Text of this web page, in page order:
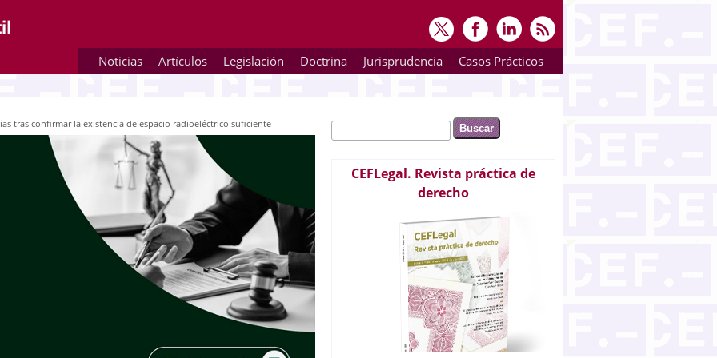
Noticias Artículos Legislación Doctrina Jurisprudencia Casos Prácticos
tras confirmar la existencia de espacio radioeléctrico suficiente Formulario de búsqueda
Buscar
CEFLegal. Revista práctica de
derecho